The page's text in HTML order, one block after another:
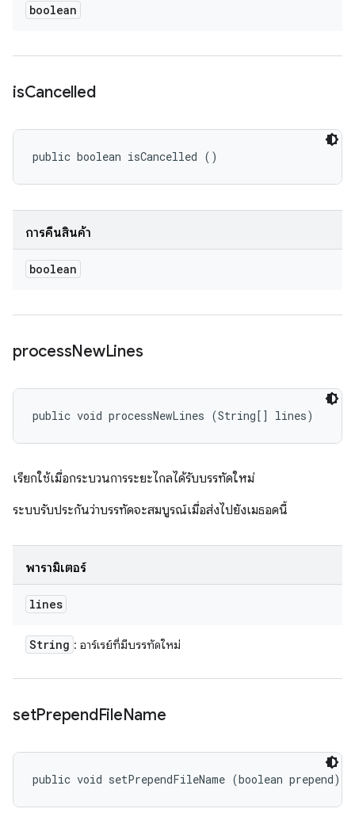
boolean
isCancelled
public boolean isCancelled ()
การคืนสินค้า
boolean
processNewLines
public void processNewLines (String[] lines)
เรียกใช้เมื่อกระบวนการระยะไกลได้รับบรรทัดใหม่
ระบบรับประกันว่าบรรทัดจะสมบูรณ์เมื่อส่งไปยังเมธอดนี้
พารามิเตอร์
lines
String : อาร์เรย์ที่มีบรรทัดใหม่
setPrependFileName
public void setPrependFileName (boolean prepend)